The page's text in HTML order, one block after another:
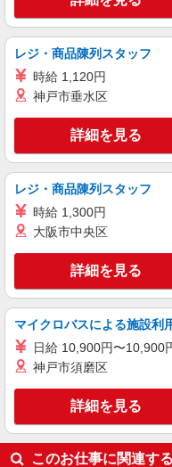
キープ
ソフトバンク蒲田店
ソフト
月給
23,500
当は時間
として支
法定どお
月 ※経験・能力によ
■ソフ
目 1‐1
レジ・商品陳列スタッフ
時給 1,120円
神戸市垂水区
詳細を見る
レジ・商品陳列スタッフ
時給 1,300円
大阪市中央区
詳細を見る
マイクロバスによる施設利
日給 10,900円〜10,900
神戸市須磨区
詳細を見る
このお仕事に関連す